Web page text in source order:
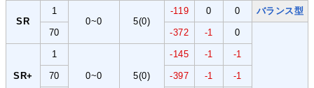
SR
1
0~0
5(0)
-119 0 0 バランス型
70 -372 -1 0
SR+
1
0~0 5(0)
-145 -1 -1
70 -397 -1 -1